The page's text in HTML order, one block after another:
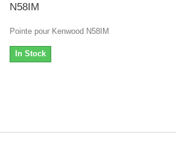
N58IM
Pointe pour Kenwood N58IM
In Stock